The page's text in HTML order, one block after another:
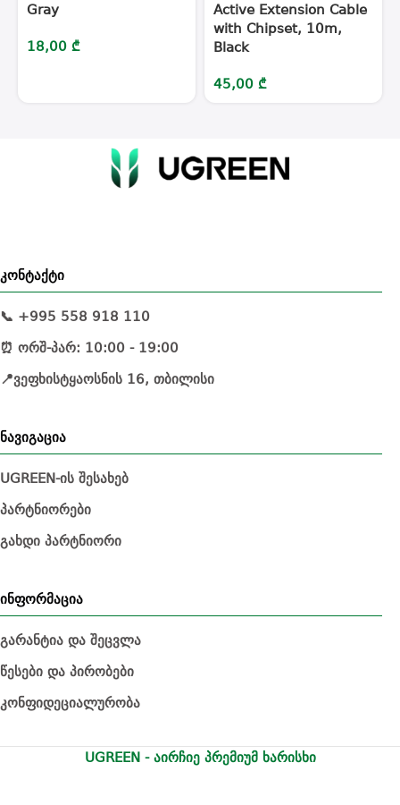
Gray
18,00 ₾
Active Extension Cable
with Chipset, 10m,
Black
45,00 ₾
კონტაქტი
📞 +995 558 918 110
⏰ ორშ-პარ: 10:00 - 19:00
📍ვეფხისტყაოსნის 16, თბილისი
ნავიგაცია
UGREEN-ის შესახებ
პარტნიორები
გახდი პარტნიორი
ინფორმაცია
გარანტია და შეცვლა
წესები და პირობები
კონფიდეციალურობა
UGREEN - აირჩიე პრემიუმ ხარისხი